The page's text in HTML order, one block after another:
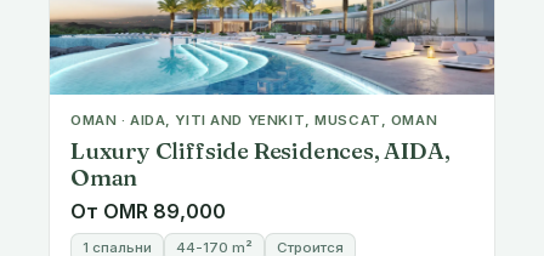
OMAN · AIDA, YITI AND YENKIT, MUSCAT, OMAN
Luxury Cliffside Residences, AIDA,
Oman
От OMR 89,000
1 спальни 44-170 m²
Квалифицирует к:Oman Golden Visa